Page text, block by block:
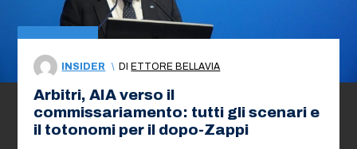
INSIDER \ DI ETTORE BELLAVIA
Arbitri, AIA verso il
commissariamento: tutti gli scenari e
il totonomi per il dopo-Zappi